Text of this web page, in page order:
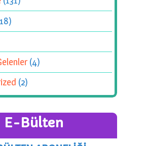
(4)
(2)
E-Bülten